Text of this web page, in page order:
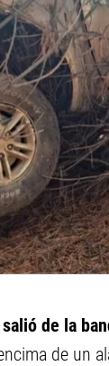
de la
de un